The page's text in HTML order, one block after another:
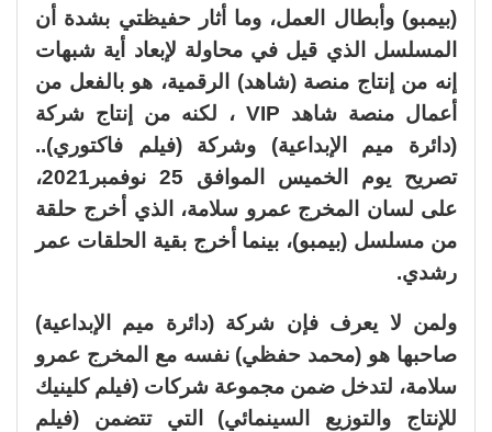
(بيمبو) وأبطال العمل، وما أثار حفيظتي بشدة أن
المسلسل الذي قيل في محاولة لإبعاد أية شبهات
إنه من إنتاج منصة (شاهد) الرقمية، هو بالفعل من
أعمال منصة شاهد VIP ، لكنه من إنتاج شركة
(دائرة ميم الإبداعية) وشركة (فيلم فاكتوري)..
تصريح يوم الخميس الموافق 25 نوفمبر2021،
على لسان المخرج عمرو سلامة، الذي أخرج حلقة
من مسلسل (بيمبو)، بينما أخرج بقية الحلقات عمر
رشدي.
ولمن لا يعرف فإن شركة (دائرة ميم الإبداعية)
صاحبها هو (محمد حفظي) نفسه مع المخرج عمرو
سلامة، لتدخل ضمن مجموعة شركات (فيلم كلينيك
للإنتاج والتوزيع السينمائي) التي تتضمن (فيلم